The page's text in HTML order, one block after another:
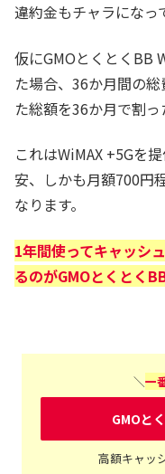
違約金もチャラになっ
仮にGMOとくとくBB
た場合、36か月間の
た総額を36か月で割っ
これはWiMAX +5Gを
安、しかも月額700円
なります。
1年間使ってキャッシ
るのがGMOとくとく
＼一
GMOと
高額キャッ